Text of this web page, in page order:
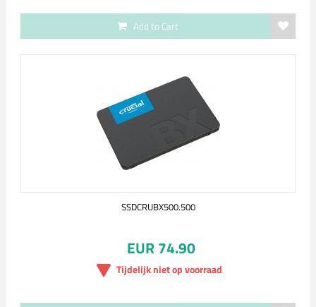
Add to Cart
SSDCRUBX500.500
EUR 74.90
Tijdelijk niet op voorraad